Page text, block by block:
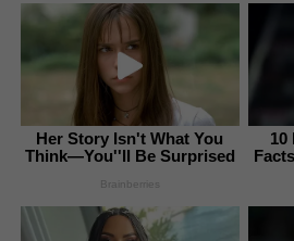
Her Story Isn't What You
Think—You''ll Be Surprised
Brainberries
10